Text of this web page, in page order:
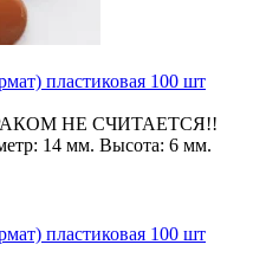
пластиковая 100 шт
НЕ СЧИТАЕТСЯ!!
14 мм. Высота: 6 мм.
пластиковая 100 шт